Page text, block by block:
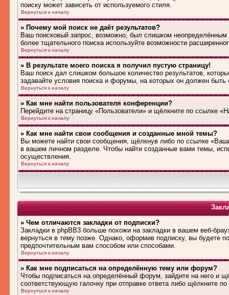
поиску может зависеть от используемого стиля.
Вернуться к началу
» Почему мой поиск не даёт результатов?
Ваш поисковый запрос, возможно, был слишком
более тщательного поиска используйте возможности
Вернуться к началу
» В результате моего поиска я получил пустую страницу!
Ваш поиск дал слишком большое количество результатов,
задавайте условия поиска и форумы, на которых он должен быть
Вернуться к началу
» Как мне найти пользователя конференции?
Перейдите на страницу «Пользователи» и щёлкните по ссылке
Вернуться к началу
» Как мне найти свои сообщения и созданные мной темы?
Вы можете найти свои сообщения, щёлкнув либо по ссылке
в вашем личном разделе. Чтобы найти созданные вами темы,
осуществления.
Вернуться к началу
» Чем отличаются закладки от подписки?
Закладки в phpBB3 больше похожи на закладки в вашем веб-
вернуться в тему позже. Однако, оформив подписку, вы будете
предпочтительным вам способом или способами.
Вернуться к началу
» Как мне подписаться на определённую тему или форум?
Чтобы подписаться на определённый форум, зайдите на него и
соответствующую галочку при отправке ответа либо щёлкните
Вернуться к началу